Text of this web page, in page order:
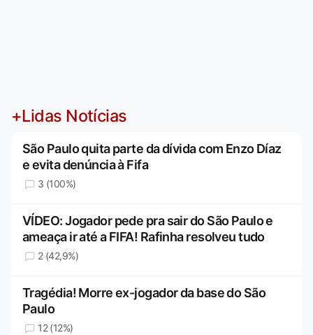
+Lidas Notícias
São Paulo quita parte da dívida com Enzo Díaz
e evita denúncia à Fifa
3 (100%)
VÍDEO: Jogador pede pra sair do São Paulo e
ameaça ir até a FIFA! Rafinha resolveu tudo
2 (42,9%)
Tragédia! Morre ex-jogador da base do São
Paulo
12 (12%)